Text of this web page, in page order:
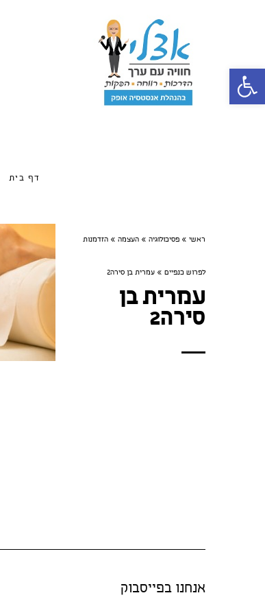
פתח סרגל נגישות
דף בית
ראשי » פסיכולוגיה » העצמה » הזדמנות
לפרוש כנפיים » עמרית בן סירה2
עמרית בן
סירה2
אנחנו בפייסבוק